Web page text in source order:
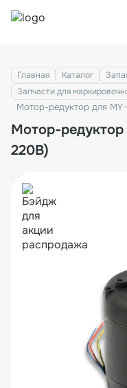
Главная Каталог
Запчасти для
Мотор-редуктор для
Мотор-
220В)